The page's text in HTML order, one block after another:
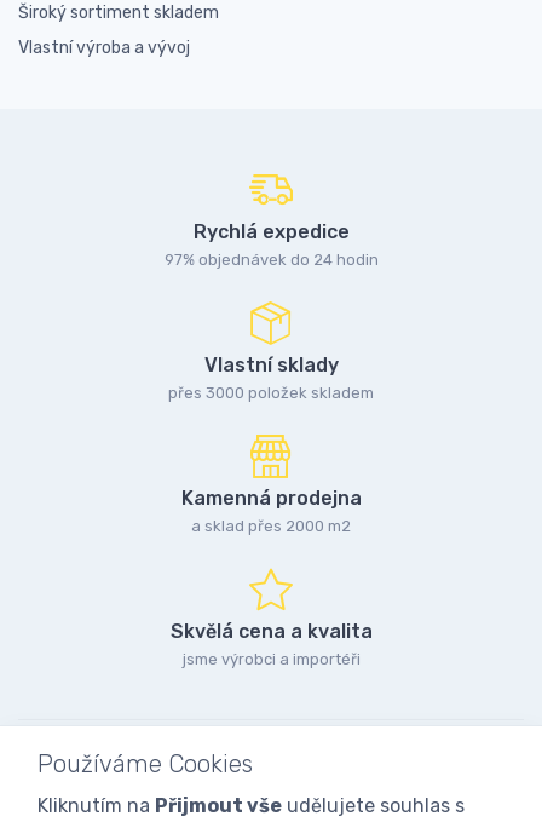
Široký sortiment skladem
Vlastní výroba a vývoj
Rychlá expedice
97% objednávek do 24 hodin
Vlastní sklady
přes 3000 položek skladem
Kamenná prodejna
a sklad přes 2000 m2
Skvělá cena a kvalita
jsme výrobci a importéři
Používáme Cookies
Kliknutím na Přijmout vše udělujete souhlas s